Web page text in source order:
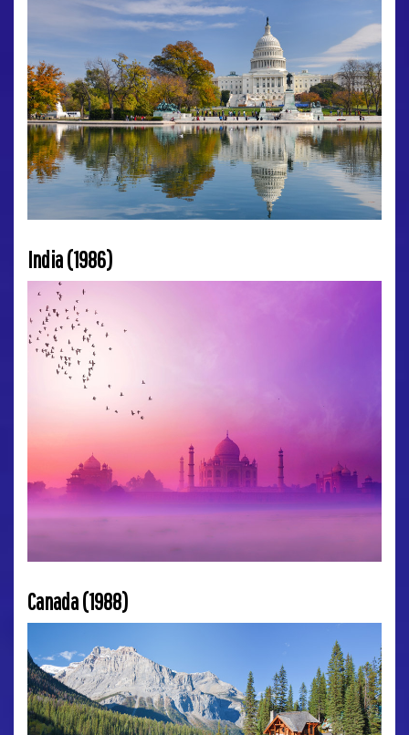
India (1986)
Canada (1988)